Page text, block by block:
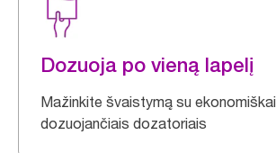
Dozuoja po vieną lapelį
Mažinkite švaistymą su
dozuojančiais dozatoriais